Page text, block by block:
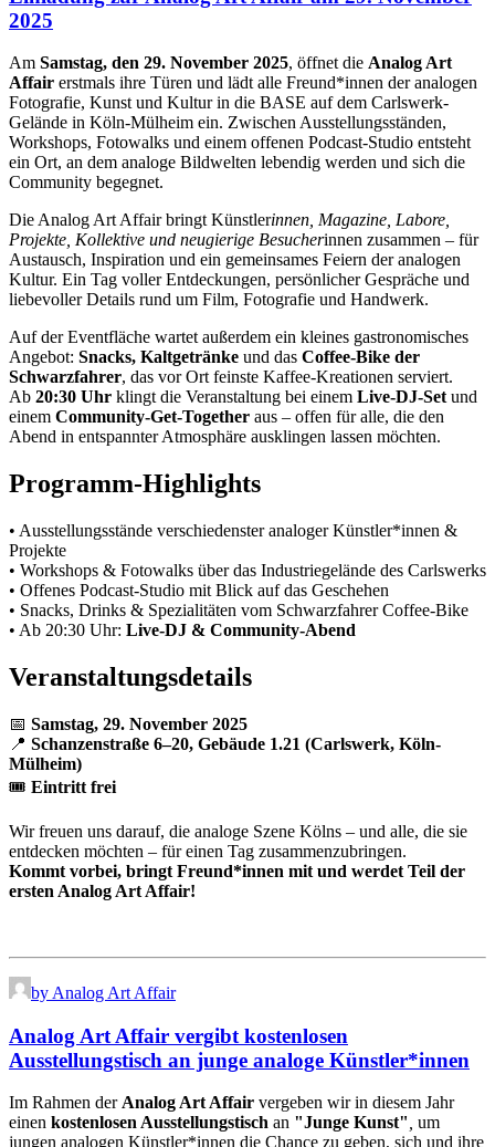
2025
Am Samstag, den 29. November 2025, öffnet die Analog Art
Affair erstmals ihre Türen und lädt alle Freund*innen der analogen
Fotografie, Kunst und Kultur in die BASE auf dem Carlswerk-
Gelände in Köln-Mülheim ein. Zwischen Ausstellungsständen,
Workshops, Fotowalks und einem offenen Podcast-Studio entsteht
ein Ort, an dem analoge Bildwelten lebendig werden und sich die
Community begegnet.
Die Analog Art Affair bringt Künstlerinnen, Magazine, Labore,
Projekte, Kollektive und neugierige Besucherinnen zusammen – für
Austausch, Inspiration und ein gemeinsames Feiern der analogen
Kultur. Ein Tag voller Entdeckungen, persönlicher Gespräche und
liebevoller Details rund um Film, Fotografie und Handwerk.
Auf der Eventfläche wartet außerdem ein kleines gastronomisches
Angebot: Snacks, Kaltgetränke und das Coffee-Bike der
Schwarzfahrer, das vor Ort feinste Kaffee-Kreationen serviert.
Ab 20:30 Uhr klingt die Veranstaltung bei einem Live-DJ-Set und
einem Community-Get-Together aus – offen für alle, die den
Abend in entspannter Atmosphäre ausklingen lassen möchten.
Programm-Highlights
• Ausstellungsstände verschiedenster analoger Künstler*innen &
Projekte
• Workshops & Fotowalks über das Industriegelände des Carlswerks
• Offenes Podcast-Studio mit Blick auf das Geschehen
• Snacks, Drinks & Spezialitäten vom Schwarzfahrer Coffee-Bike
• Ab 20:30 Uhr: Live-DJ & Community-Abend
Veranstaltungsdetails
📅 Samstag, 29. November 2025
📍 Schanzenstraße 6–20, Gebäude 1.21 (Carlswerk, Köln-
Mülheim)
🎟 Eintritt frei
Wir freuen uns darauf, die analoge Szene Kölns – und alle, die sie
entdecken möchten – für einen Tag zusammenzubringen.
Kommt vorbei, bringt Freund*innen mit und werdet Teil der
ersten Analog Art Affair!
by Analog Art Affair
Analog Art Affair vergibt kostenlosen
Ausstellungstisch an junge analoge Künstler*innen
Im Rahmen der Analog Art Affair vergeben wir in diesem Jahr
einen kostenlosen Ausstellungstisch an "Junge Kunst" um
jungen analogen Künstler*innen die Chance zu geben, sich und ihre